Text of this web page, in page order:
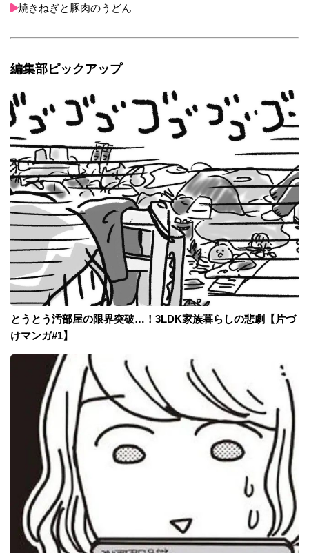
焼きねぎと豚肉のうどん
編集部ピックアップ
とうとう汚部屋の限界突破…！3LDK家族暮らしの悲劇【片づ
けマンガ#1】